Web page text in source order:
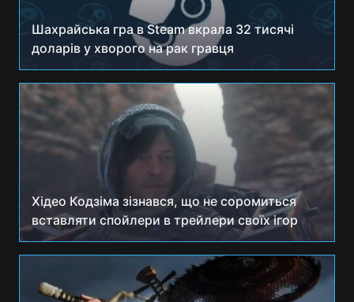
Шахрайська гра в Steam вкрала 32 тисячі
доларів у хворого на рак гравця
Хідео Кодзіма зізнався, що не соромиться
вставляти спойлери в трейлери своїх ігор